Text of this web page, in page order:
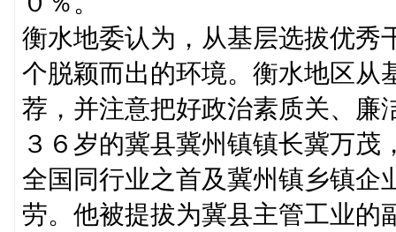
衡水地委认为，从基层选拔优秀
个脱颖而出的环境。衡水地区从
荐，并注意把好政治素质关、廉
３６岁的冀县冀州镇镇长冀万
全国同行业之首及冀州镇乡镇企
劳。他被提拔为冀县主管工业的